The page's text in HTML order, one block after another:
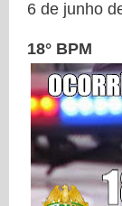
6 de junho
18° BPM